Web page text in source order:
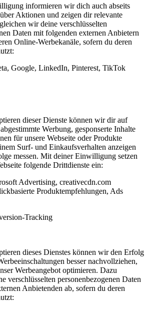
informieren wir dich auch abseits
Aktionen und zeigen dir relevante
wir deine verschlüsselten
Daten mit folgenden externen Anbietern
Online-Werbekanäle, sofern du deren
Google, LinkedIn, Pinterest, TikTok
dieser Dienste können wir dir auf
Werbung, gesponserte Inhalte
für unsere Webseite oder Produkte
Surf- und Einkaufsverhalten anzeigen
messen. Mit deiner Einwilligung setzen
folgende Drittdienste ein:
Advertising, creativecdn.com
Produktempfehlungen, Ads
Tracking
dieses Dienstes können wir den Erfolg
besser nachvollziehen,
Werbeangebot optimieren. Dazu
verschlüsselten personenbezogenen Daten
Anbietenden ab, sofern du deren